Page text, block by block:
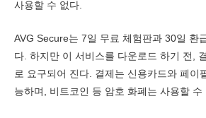
사용할 수 없다.
AVG Secure는 7일 무료 체험판과 30일 환
다. 하지만 이 서비스를 다운로드 하기 전,
로 요구되어 진다. 결제는 신용카드와 페이
능하며, 비트코인 등 암호 화폐는 사용할 수